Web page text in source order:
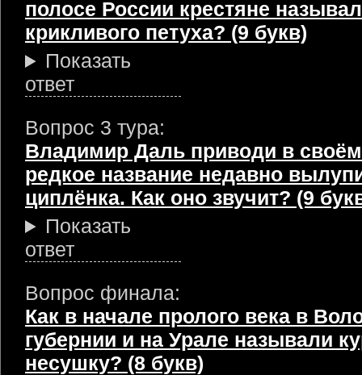
полосе России крестяне
крикливого петуха? (9 букв)
Показать
ответ
Вопрос 3 тура:
Владимир Даль приводи в
редкое название недавно
циплёнка. Как оно звучит? (9
Показать
ответ
Вопрос финала:
Как в начале пролого века в
губернии и на Урале называли
несушку? (8 букв)